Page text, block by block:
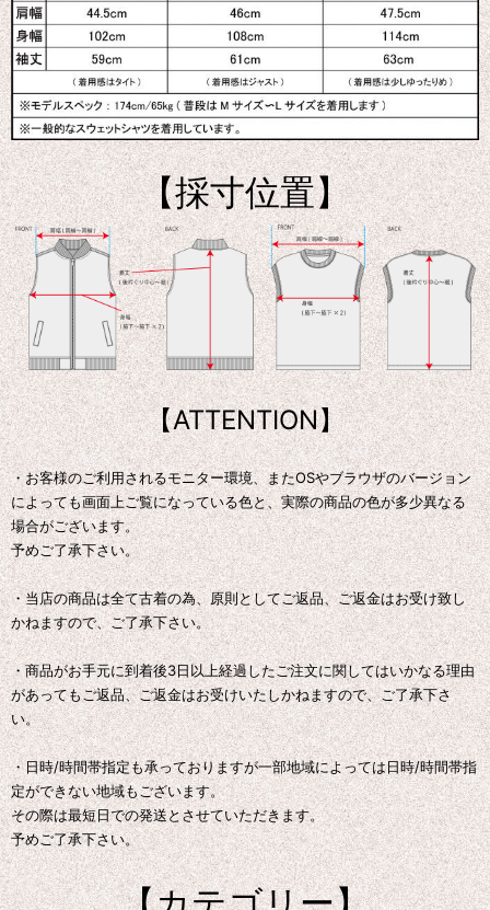
【採寸位置】
【ATTENTION】
・お客様のご利用されるモニター環境、またOSやブラウザのバージョン
によっても画面上ご覧になっている色と、実際の商品の色が多少異なる
場合がございます。
予めご了承下さい。
・当店の商品は全て古着の為、原則としてご返品、ご返金はお受け致し
かねますので、ご了承下さい。
・商品がお手元に到着後3日以上経過したご注文に関してはいかなる理由
があってもご返品、ご返金はお受けいたしかねますので、ご了承下さ
い。
・日時/時間帯指定も承っておりますが一部地域によっては日時/時間帯指
定ができない地域もございます。
その際は最短日での発送とさせていただきます。
予めご了承下さい。